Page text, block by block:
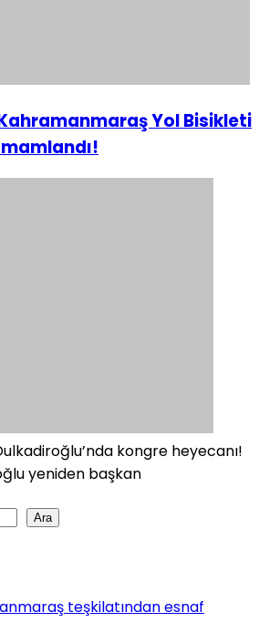
Yol Bisikleti
kongre heyecanı!
yeniden başkan
Ara
teşkilatından esnaf